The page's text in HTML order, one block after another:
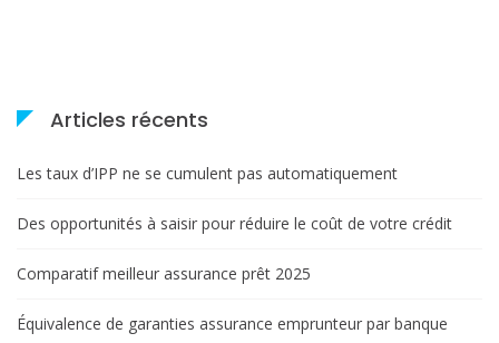
Articles récents
Les taux d’IPP ne se cumulent pas automatiquement
Des opportunités à saisir pour réduire le coût de votre crédit
Comparatif meilleur assurance prêt 2025
Équivalence de garanties assurance emprunteur par banque